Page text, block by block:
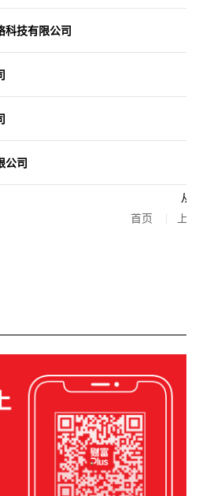
科技有限公司
公司
从
首页
上页